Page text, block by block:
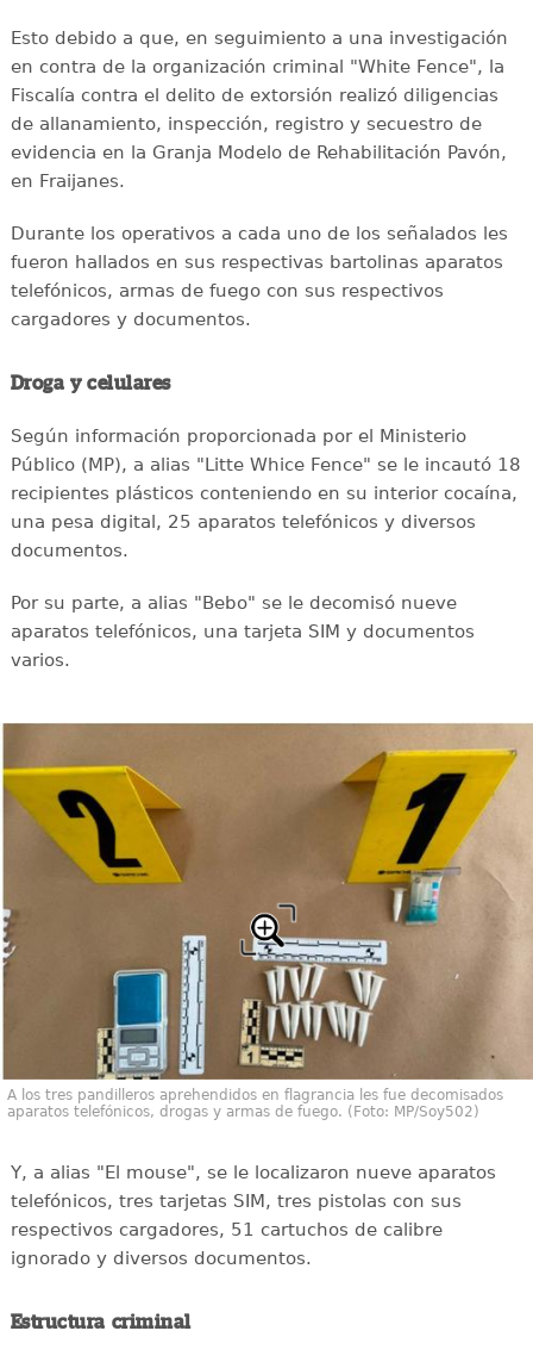
Esto debido a que, en seguimiento a una investigación
en contra de la organización criminal "White Fence", la
Fiscalía contra el delito de extorsión realizó diligencias
de allanamiento, inspección, registro y secuestro de
evidencia en la Granja Modelo de Rehabilitación Pavón,
en Fraijanes.
Durante los operativos a cada uno de los señalados les
fueron hallados en sus respectivas bartolinas aparatos
telefónicos, armas de fuego con sus respectivos
cargadores y documentos.
Droga y celulares
Según información proporcionada por el Ministerio
Público (MP), a alias "Litte Whice Fence" se le incautó 18
recipientes plásticos conteniendo en su interior cocaína,
una pesa digital, 25 aparatos telefónicos y diversos
documentos.
Por su parte, a alias "Bebo" se le decomisó nueve
aparatos telefónicos, una tarjeta SIM y documentos
varios.
A los tres pandilleros aprehendidos en flagrancia les fue decomisados
aparatos telefónicos, drogas y armas de fuego. (Foto: MP/Soy502)
Y, a alias "El mouse", se le localizaron nueve aparatos
telefónicos, tres tarjetas SIM, tres pistolas con sus
respectivos cargadores, 51 cartuchos de calibre
ignorado y diversos documentos.
Estructura criminal